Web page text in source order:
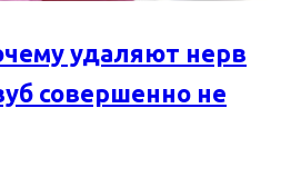
удаляют нерв
совершенно не